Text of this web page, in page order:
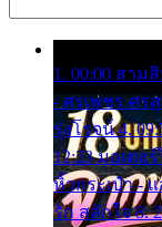
1. 00:00 สาม
- ศรเพชร ศร
รุ่งโรจน์ 4.
12:23 มอเตอ
หิ้วกระเป๋า - แ
รัก สลักใจ 8.